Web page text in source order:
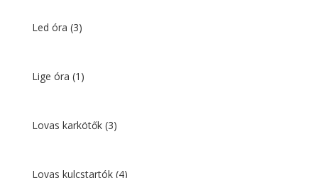
Led óra (3)
Lige óra (1)
Lovas karkötők (3)
Lovas kulcstartók (4)